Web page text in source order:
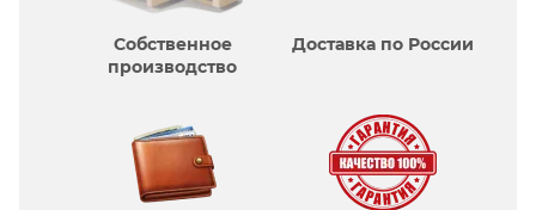
Собственное
производcтво
Доставка по России